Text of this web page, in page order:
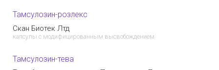
Тамсулозин-розлекс
Скан Биотек Лтд
капсулы с модифицированным высвобождением
Тамсулозин-тева